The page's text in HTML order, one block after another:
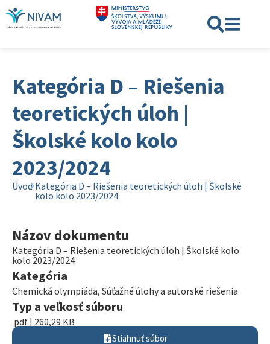
Kategória D – Riešenia
teoretických úloh |
Školské kolo kolo
2023/2024
Úvod Kategória D – Riešenia teoretických úloh | Školské
kolo kolo 2023/2024
Názov dokumentu
Kategória D – Riešenia teoretických úloh | Školské kolo
kolo 2023/2024
Kategória
Chemická olympiáda, Súťažné úlohy a autorské riešenia
Typ a veľkosť súboru
.pdf | 260,29 KB
Stiahnuť súbor